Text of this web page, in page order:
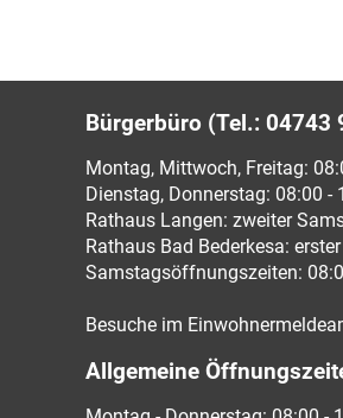
Bürgerbüro (Tel.: 04743
Montag, Mittwoch, Freitag:
Dienstag, Donnerstag: 08:00 -
Rathaus Langen: zweiter
Rathaus Bad Bederkesa:
Samstagsöffnungszeiten:
Besuche im
Allgemeine